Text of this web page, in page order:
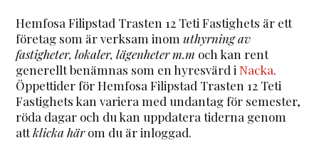
Hemfosa Filipstad Trasten 12 Teti Fastighets är ett
företag som är verksam inomuthyrning av
fastigheter, lokaler, lägenheter m.m och kan rent
generellt benämnas som en hyresvärd iNacka.
Öppettider för Hemfosa Filipstad Trasten 12 Teti
Fastighets kan variera med undantag för semester,
röda dagar och du kan uppdatera tiderna genom
attklicka härom du är inloggad.